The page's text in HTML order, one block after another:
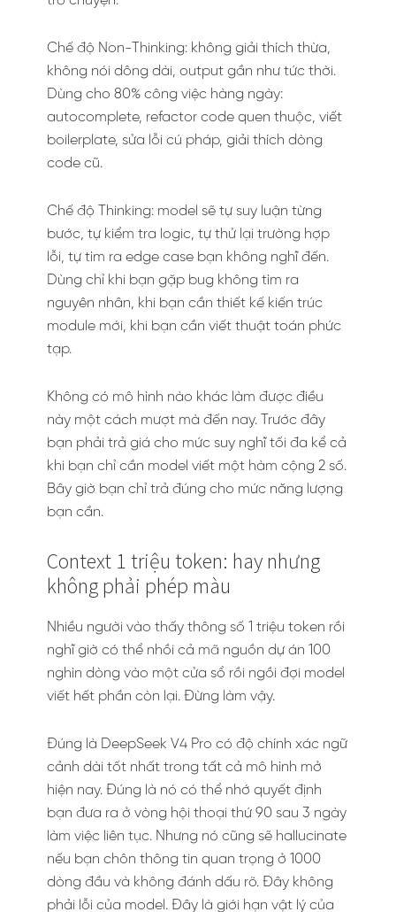
Chế độ Non-Thinking: không giải thích thừa,
không nói dông dài, output gần như tức thời.
Dùng cho 80% công việc hàng ngày:
autocomplete, refactor code quen thuộc, viết
boilerplate, sửa lỗi cú pháp, giải thích dòng
code cũ.
Chế độ Thinking: model sẽ tự suy luận từng
bước, tự kiểm tra logic, tự thử lại trường hợp
lỗi, tự tìm ra edge case bạn không nghĩ đến.
Dùng chỉ khi bạn gặp bug không tìm ra
nguyên nhân, khi bạn cần thiết kế kiến trúc
module mới, khi bạn cần viết thuật toán phức
tạp.
Không có mô hình nào khác làm được điều
này một cách mượt mà đến nay. Trước đây
bạn phải trả giá cho mức suy nghĩ tối đa kể cả
khi bạn chỉ cần model viết một hàm cộng 2 số.
Bây giờ bạn chỉ trả đúng cho mức năng lượng
bạn cần.
Context 1 triệu token: hay nhưng
không phải phép màu
Nhiều người vào thấy thông số 1 triệu token rồi
nghĩ giờ có thể nhồi cả mã nguồn dự án 100
nghìn dòng vào một cửa sổ rồi ngồi đợi model
viết hết phần còn lại. Đừng làm vậy.
Đúng là DeepSeek V4 Pro có độ chính xác ngữ
cảnh dài tốt nhất trong tất cả mô hình mở
hiện nay. Đúng là nó có thể nhớ quyết định
bạn đưa ra ở vòng hội thoại thứ 90 sau 3 ngày
làm việc liên tục. Nhưng nó cũng sẽ hallucinate
nếu bạn chôn thông tin quan trọng ở 1000
dòng đầu và không đánh dấu rõ. Đây không
phải lỗi của model. Đây là giới hạn vật lý của